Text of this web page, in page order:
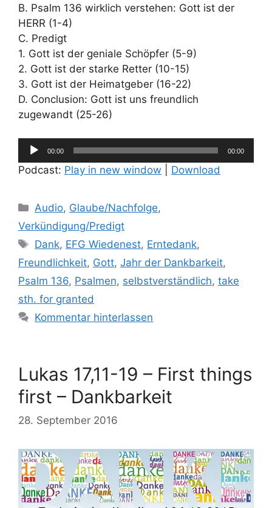
B. Psalm 136 wirklich verstehen: Gott ist der
HERR (1-4)
C. Predigt
1. Gott ist der geniale Schöpfer (5-9)
2. Gott ist der starke Retter (10-15)
3. Gott ist der Heimatgeber (16-22)
D. Conclusion: Gott ist uns freundlich
zugewandt (25-26)
Audio-
Player
00:00 00:00
Podcast: Play in new window Download
Kategorien
Audio, Glaube/Nachfolge,
Verkündigung/Predigt
Schlagwörter
Dank, EFG Wiedenest, Erntedank,
Freundlichkeit, Gott, Jahr der Dankbarkeit,
Psalm 136, Psalmen, selbstverständlich, take
sth. for granted
Kommentar hinterlassen
Lukas 17,11-19 – First things
first – Dankbarkeit
28. September 2016